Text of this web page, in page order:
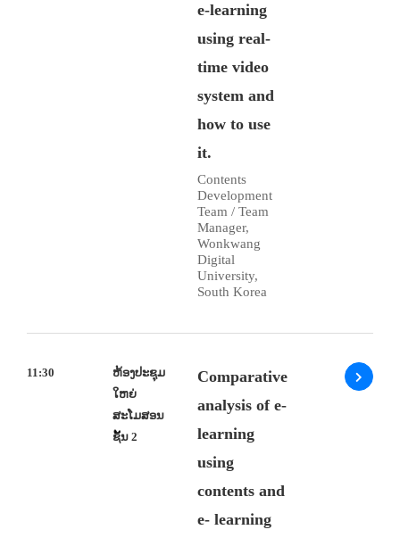
e-learning
using real-
time video
system and
how to use
it.
Contents
Development
Team / Team
Manager,
Wonkwang
Digital
University,
South Korea
11:30
ຫ້ອງປະຊຸມ
ໃຫຍ່
ສະໂມສອນ
ຊັ້ນ 2
Comparative
analysis of e-
learning
using
contents and
e- learning